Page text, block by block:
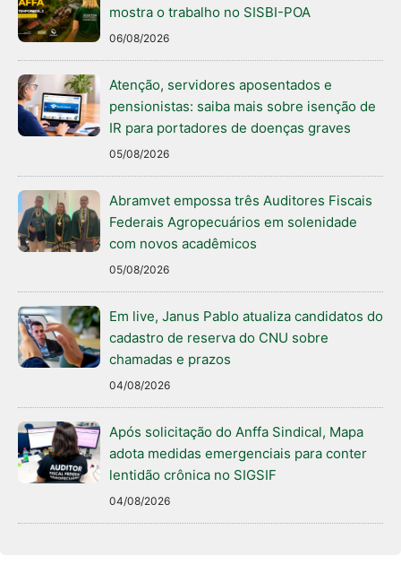
mostra o trabalho no SISBI-POA
06/08/2026
Atenção, servidores aposentados e
pensionistas: saiba mais sobre isenção de
IR para portadores de doenças graves
05/08/2026
Abramvet empossa três Auditores Fiscais
Federais Agropecuários em solenidade
com novos acadêmicos
05/08/2026
Em live, Janus Pablo atualiza candidatos do
cadastro de reserva do CNU sobre
chamadas e prazos
04/08/2026
Após solicitação do Anffa Sindical, Mapa
adota medidas emergenciais para conter
lentidão crônica no SIGSIF
04/08/2026